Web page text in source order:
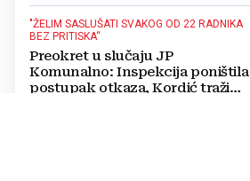
"ŽELIM SASLUŠATI SVAKOG OD 22 RADNIKA
BEZ PRITISKA“
Preokret u slučaju JP
Komunalno: Inspekcija poništila
postupak otkaza, Kordić traži